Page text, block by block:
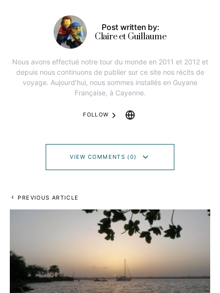
Post written by:
Claire et Guillaume
Nous avons effectué notre tour du monde en 2011 et 2012 et
depuis nous continuons de publier sur ce site nos récits de
voyage. Aujourd'hui, nous sommes installés en Guyane
Française, à Cayenne.
FOLLOW
VIEW COMMENTS (0)
PREVIOUS ARTICLE